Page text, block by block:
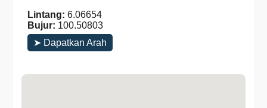
Lintang: 6.06654
Bujur: 100.50803
➤ Dapatkan Arah